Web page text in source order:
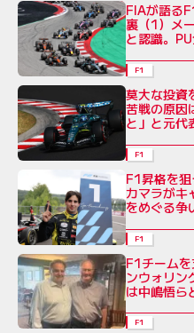
FIAが語る
裏（1）メ
と認識。
F1
莫大な投資
苦戦の原因
と」と元代
F1
F1昇格を
カマラがキ
をめぐる争
F1
F1チーム
ンウォリン
は中嶋悟ら
F1